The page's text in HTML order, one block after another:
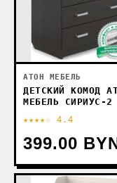
АТОН МЕБЕЛЬ
ДЕТСКИЙ КОМОД
МЕБЕЛЬ СИРИУС-2
★★★★☆ 4.4
399.00